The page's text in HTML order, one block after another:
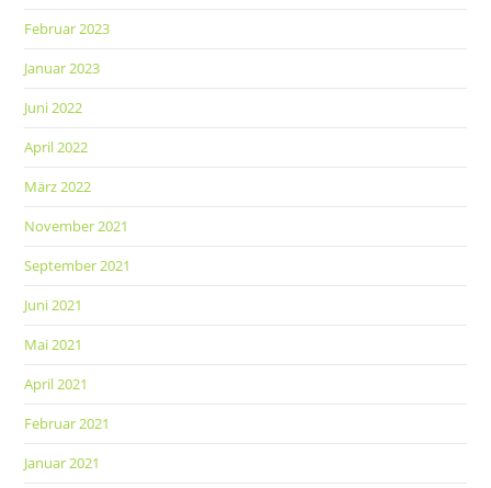
Februar 2023
Januar 2023
Juni 2022
April 2022
März 2022
November 2021
September 2021
Juni 2021
Mai 2021
April 2021
Februar 2021
Januar 2021